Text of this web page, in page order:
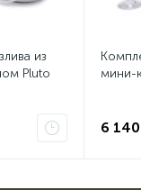
из
Pluto
мини-
6